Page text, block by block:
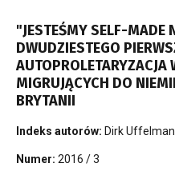
"JESTEŚMY SELF-MADE
DWUDZIESTEGO
AUTOPROLETARYZACJA
MIGRUJĄCYCH DO
BRYTANII
Indeks autorów: Dirk
Numer: 2016 / 3